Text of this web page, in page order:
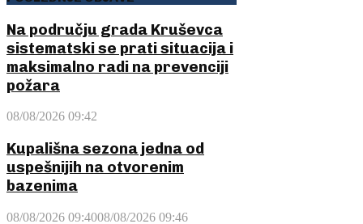
Na području grada Kruševca
sistematski se prati situacija i
maksimalno radi na prevenciji
požara
08/08/2026 09:42
Kupališna sezona jedna od
uspešnijih na otvorenim
bazenima
08/08/2026 09:4008/08/2026 09:46